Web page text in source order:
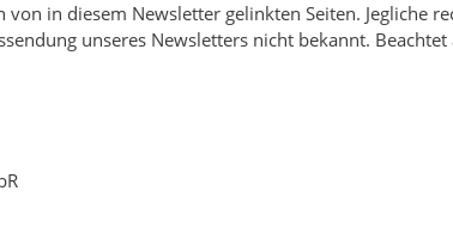
von in diesem Newsletter gelinkten Seiten. Jegliche
unseres Newsletters nicht bekannt.